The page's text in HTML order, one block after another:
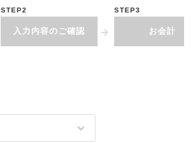
STEP2
入力内容のご確認
STEP3
お会計